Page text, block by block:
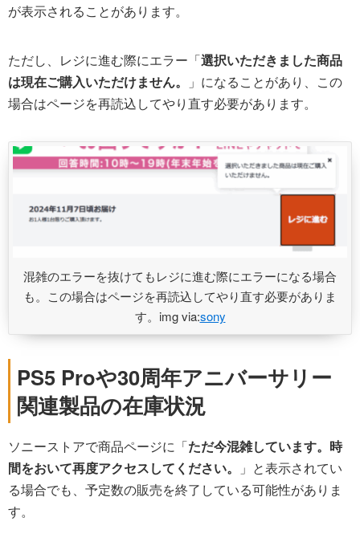
が表示されることがあります。
ただし、レジに進む際にエラー「選択いただきました商品
は現在ご購入いただけません。
」になることがあり、この
場合はページを再読込してやり直す必要があります。
混雑のエラーを抜けてもレジに進む際にエラーになる場合
も。この場合はページを再読込してやり直す必要がありま
す。img via:sony
PS5 Proや30周年アニバーサリー
関連製品の在庫状況
ソニーストアで商品ページに「ただ今混雑しています。時
間をおいて再度アクセスしてください。
」と表示されてい
る場合でも、予定数の販売を終了している可能性がありま
す。